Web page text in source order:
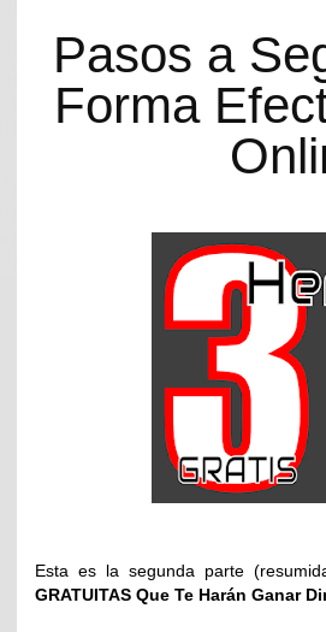
Pasos a
Forma
Esta es la segunda parte
GRATUITAS Que Te Harán Ganar